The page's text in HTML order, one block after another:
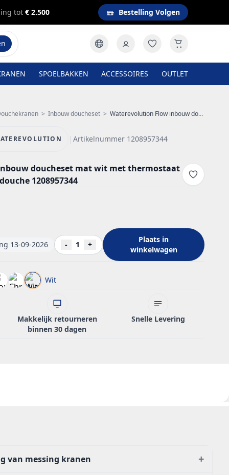
tot € 2.500 Bestelling Volgen
SPOELBAKKEN ACCESSOIRES OUTLET
> Inbouw doucheset > Waterevolution Flow inbouw doucheset mat wit met thermostaat regendouche en handdouche 1208957344
|Artikelnummer 1208957344
doucheset mat wit met thermostaat
1208957344
13-09-2026 - 1 +
Plaats in
winkelwagen
Wit
Makkelijk retourneren
binnen 30 dagen
Snelle Levering
van messing kranen +